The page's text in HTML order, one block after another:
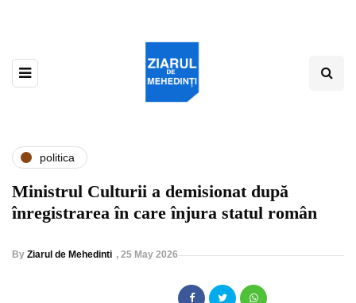
politica
Ministrul Culturii a demisionat după
înregistrarea în care înjura statul român
By Ziarul de Mehedinti , 25 May 2026